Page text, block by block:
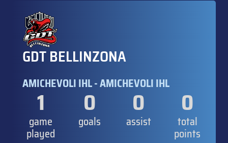
GDT BELLINZONA
AMICHEVOLI IHL - AMICHEVOLI IHL
1
game
played
0
goals
0
assist
0
total
points